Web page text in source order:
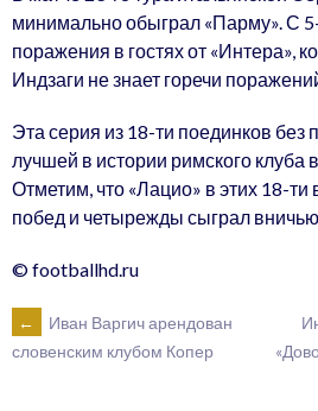
минимально обыграл «Парму». С
поражения в гостях от «Интера»,
Индзаги не знает горечи
Эта серия из 18-ти поединков без
лучшей в истории римского клуба
Отметим, что «Лацио» в этих 18-ти
побед и четырежды сыграл вничью.
© footballhd.ru
POST
←
Иван Варгич арендован
словенским клубом Копер